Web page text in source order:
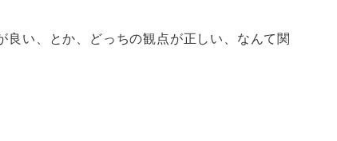
い、とか、どっちの観点が正しい、なんて関